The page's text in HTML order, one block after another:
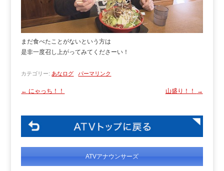
まだ食べたことがないという方は
是非一度召し上がってみてくださーい！
カテゴリー: あなログ パーマリンク
← にゃっち！！ 山盛り！！ →
ATVアナウンサーズ